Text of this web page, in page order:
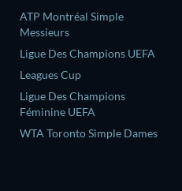
ATP Montréal Simple
Messieurs
Ligue Des Champions UEFA
Leagues Cup
Ligue Des Champions
Féminine UEFA
WTA Toronto Simple Dames